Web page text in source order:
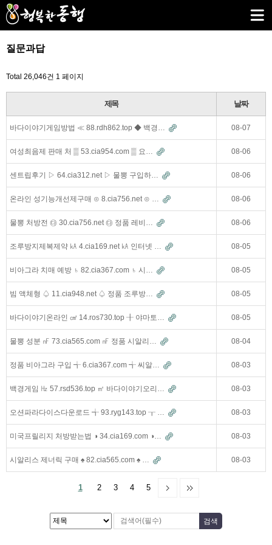
질문과답
Total 26,046건 1 페이지
제목 날짜
바다이야기게임방법 ≪ 88.rdh862.top ◆ 백경… 08-07
여성최음제 판매 처 ▒ 53.cia954.com ▒ 요… 08-06
센트립후기 ▷ 64.cia312.net ▷ 물뽕 구입하… 08-06
온라인 성기능개선제구매 ⊙ 8.cia756.net ⊙ … 08-06
물뽕 처방전 ㉰ 30.cia756.net ㉰ 정품 레비… 08-06
조루방지제복제약 ㎄ 4.cia169.net ㎄ 인터넷 … 08-05
비아그라 치매 예방 ♄ 82.cia367.com ♄ 시… 08-05
빔 액체형 ♤ 11.cia948.net ♤ 정품 조루방… 08-05
바다이야기온라인 ㎠ 14.ros730.top ╂ 야마토… 08-05
물뽕 성분 ㎋ 73.cia565.com ㎋ 정품 시알리… 08-04
정품 비아그라 구입 ╅ 6.cia367.com ╅ 씨알… 08-03
백경게임 ㎐ 57.rsd536.top ㎡ 바다이야기오리… 08-03
오션파라다이스다운로드 ╅ 93.ryg143.top ┰ … 08-03
미국프릴리지 처방받는법 ◑ 34.cia169.com ◑… 08-03
시알리스 제너릭 구매 ♠ 82.cia565.com ♠ … 08-03
1 2 3 4 5